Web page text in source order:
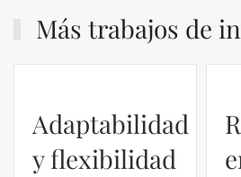
Más trabajos de
Adaptabilidad
y flexibilidad